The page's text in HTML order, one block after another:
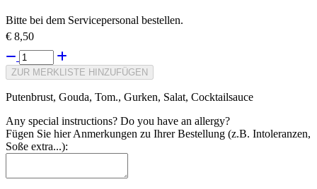
Bitte bei dem Servicepersonal bestellen.
€ 8,50
ZUR MERKLISTE HINZUFÜGEN
Putenbrust, Gouda, Tom., Gurken, Salat, Cocktailsauce
Any special instructions? Do you have an allergy?
Fügen Sie hier Anmerkungen zu Ihrer Bestellung (z.B. Intoleranzen,
Soße extra...):